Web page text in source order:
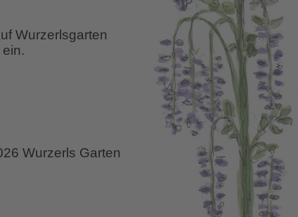
Wurzerlsgarten
Wurzerls Garten